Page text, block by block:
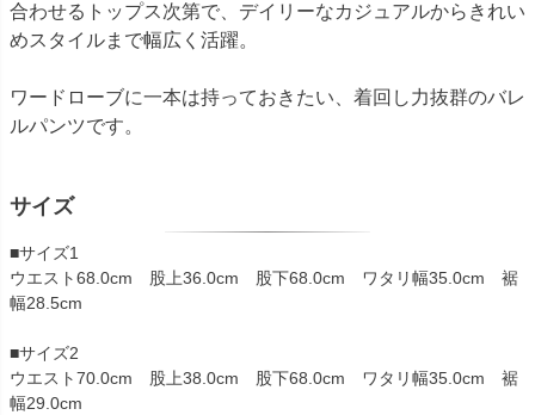
合わせるトップス次第で、デイリーなカジュアルからきれい
めスタイルまで幅広く活躍。
ワードローブに一本は持っておきたい、着回し力抜群のバレ
ルパンツです。
サイズ
■サイズ1
ウエスト68.0cm 股上36.0cm 股下68.0cm ワタリ幅35.0cm 裾
幅28.5cm
■サイズ2
ウエスト70.0cm 股上38.0cm 股下68.0cm ワタリ幅35.0cm 裾
幅29.0cm